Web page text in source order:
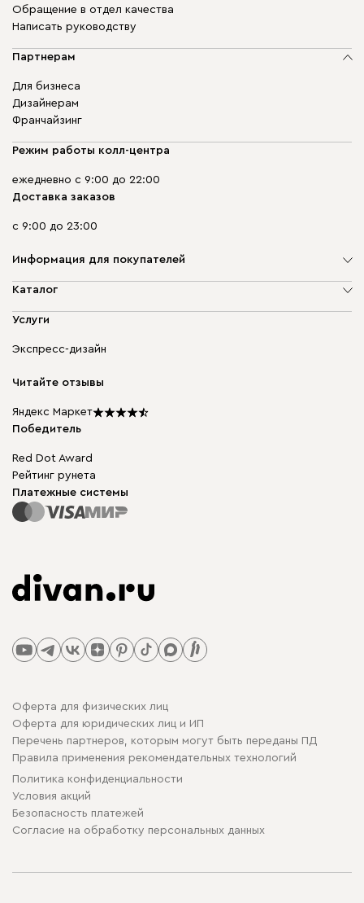
Обращение в отдел качества
Написать руководству
Партнерам
Для бизнеса
Дизайнерам
Франчайзинг
Режим работы колл-центра
ежедневно с 9:00 до 22:00
Доставка заказов
с 9:00 до 23:00
Информация для покупателей
О компании
Доставка и оплата
диван.клуб
Карьера
Подарочные сертификаты
Мы в прессе
Каталог
Мягкая мебель
Бескаркасная мебель
Столы и стулья
Услуги
Экспресс-дизайн
Читайте отзывы
Яндекс Маркет
Победитель
Red Dot Award
Рейтинг рунета
Платежные системы
Оферта для физических лиц
Оферта для юридических лиц и ИП
Перечень партнеров, которым могут быть переданы ПД
Правила применения рекомендательных технологий
Политика конфиденциальности
Условия акций
Безопасность платежей
Cогласие на обработку персональных данных